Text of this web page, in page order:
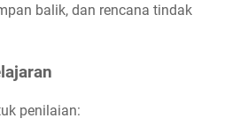
balik, dan rencana tindak
penilaian: